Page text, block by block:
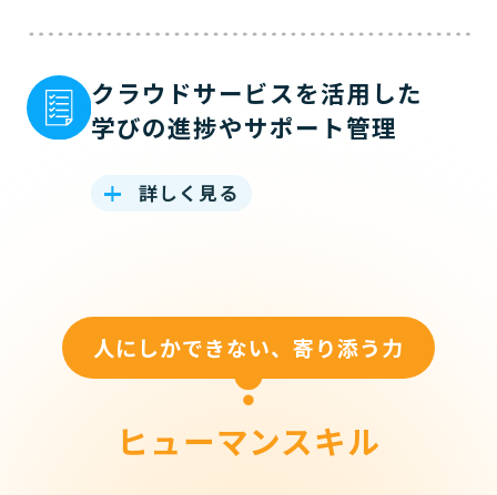
クラウドサービスを活用した
学びの進捗やサポート管理
詳しく見る
人にしかできない、寄り添う力
ヒューマンスキル